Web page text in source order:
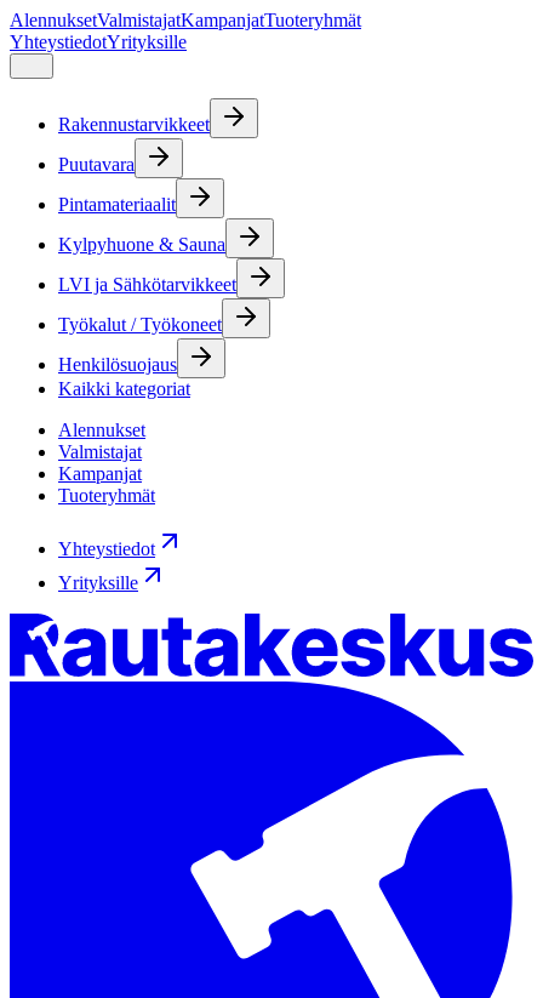
AlennuksetValmistajatKampanjatTuoteryhmät
YhteystiedotYrityksille
Rakennustarvikkeet
Puutavara
Pintamateriaalit
Kylpyhuone & Sauna
LVI ja Sähkötarvikkeet
Työkalut / Työkoneet
Henkilösuojaus
Kaikki kategoriat
Alennukset
Valmistajat
Kampanjat
Tuoteryhmät
Yhteystiedot
Yrityksille